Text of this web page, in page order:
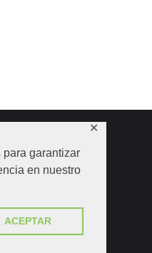
garantizar
en nuestro
ACEPTAR
✕
los derechos